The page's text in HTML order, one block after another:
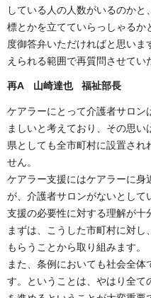
している人の人数がいるのか
標とかを立てていらっしゃる
度御答弁いただければと思い
えられる範囲で再質問させてい
再A 山崎達也 福祉部長
ケアラーにとって介護者サロン
ましいと考えており、その思い
県としても全市町村に設置され
せん。
ケアラー支援にはケアラーに身
が、介護者サロンがないとして
支援の必要性に対する理解が十
まずは、こうした市町村に対
もらうことから取り組みます。
また、条例においても社会全
す。ということは、やはり全て